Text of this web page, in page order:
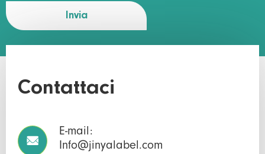
Invia
Contattaci

E-mail:
Info@jinyalabel.com